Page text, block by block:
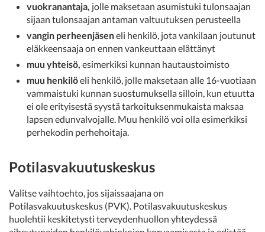
vuokranantaja, jolle maksetaan asumistuki tulonsaajan
sijaan tulonsaajan antaman valtuutuksen perusteella
vangin perheenjäseneli henkilö, jota vankilaan joutunut
eläkkeensaaja on ennen vankeuttaan elättänyt
muu yhteisö, esimerkiksi kunnan hautaustoimisto
muu henkilöeli henkilö, jolle maksetaan alle 16-vuotiaan
vammaistuki kunnan suostumuksella silloin, kun etuutta
ei ole erityisestä syystä tarkoituksenmukaista maksaa
lapsen edunvalvojalle. Muu henkilö voi olla esimerkiksi
perhekodin perhehoitaja.
Potilasvakuutuskeskus
Valitse vaihtoehto, jos sijaissaajana on
Potilasvakuutuskeskus (PVK). Potilasvakuutuskeskus
huolehtii keskitetysti terveydenhuollon yhteydessä